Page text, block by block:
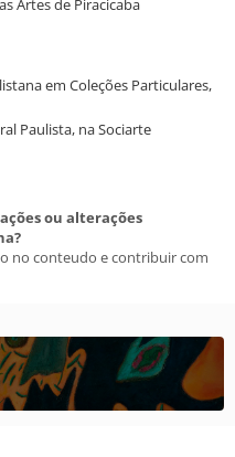
Artes de Piracicaba
em Coleções Particulares,
Paulista, na Sociarte
ou alterações
no conteudo e contribuir com